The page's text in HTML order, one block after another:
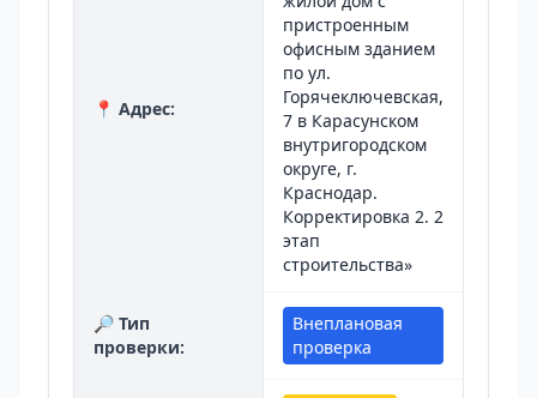
📍 Адрес:
пристроенным
офисным зданием
по ул.
Горячеключевская,
7 в Карасунском
внутригородском
округе, г.
Краснодар.
Корректировка 2. 2
этап
строительства»
🔎 Тип
проверки:
Внеплановая
проверка